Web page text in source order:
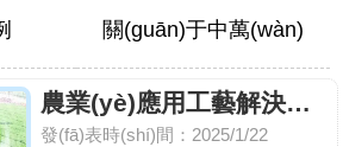
關(guān)于中萬(wàn)
農業(yè)應用工藝解決方案
發(fā)表時(shí)間：2025/1/22